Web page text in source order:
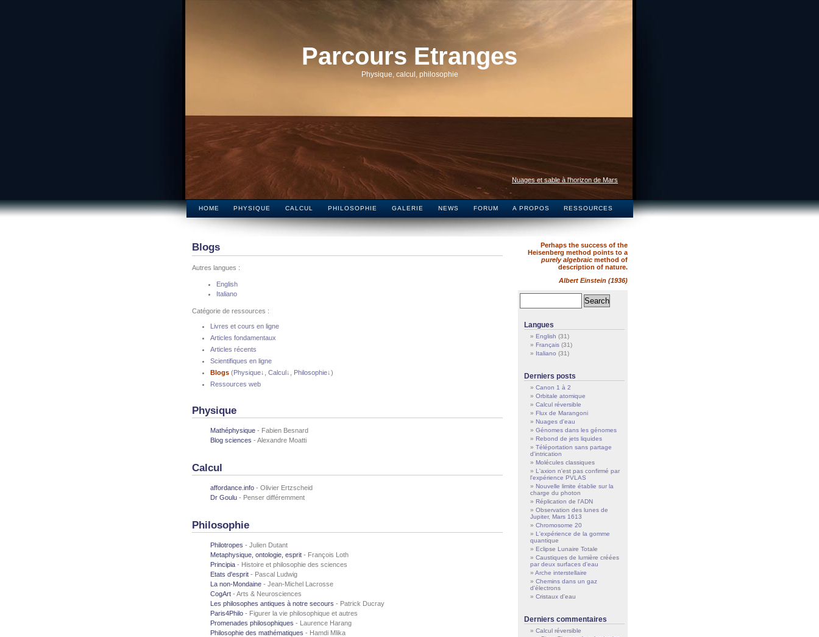
Parcours Etranges
Physique, calcul, philosophie
Nuages et sable à l'horizon de Mars
HOME PHYSIQUE CALCUL PHILOSOPHIE GALERIE NEWS FORUM A PROPOS RESSOURCES
Blogs
Autres langues :
English
Italiano
Catégorie de ressources :
Livres et cours en ligne
Articles fondamentaux
Articles récents
Scientifiques en ligne
Blogs (Physique↓, Calcul↓, Philosophie↓)
Ressources web
Physique
Mathéphysique - Fabien Besnard
Blog sciences - Alexandre Moatti
Calcul
affordance.info - Olivier Ertzscheid
Dr Goulu - Penser différemment
Philosophie
Philotropes - Julien Dutant
Metaphysique, ontologie, esprit - François Loth
Principia - Histoire et philosophie des sciences
Etats d'esprit - Pascal Ludwig
La non-Mondaine - Jean-Michel Lacrosse
CogArt - Arts & Neurosciences
Les philosophes antiques à notre secours - Patrick Ducray
Paris4Philo - Figurer la vie philosophique et autres
Promenades philosophiques - Laurence Harang
Philosophie des mathématiques - Hamdi Mlika
Perhaps the success of the
Heisenberg method points to a
purely algebraic method of
description of nature.
Albert Einstein (1936)
Langues
English (31)
Français (31)
Italiano (31)
Derniers posts
Canon 1 à 2
Orbitale atomique
Calcul réversible
Flux de Marangoni
Nuages d'eau
Génomes dans les génomes
Rebond de jets liquides
Téléportation sans partage
d'intrication
Molécules classiques
L'axion n'est pas confirmé par
l'expérience PVLAS
Nouvelle limite établie sur la
charge du photon
Réplication de l'ADN
Observation des lunes de
Jupiter, Mars 1613
Chromosome 20
L'expérience de la gomme
quantique
Eclipse Lunaire Totale
Caustiques de lumière créées
par deux surfaces d'eau
Arche interstellaire
Chemins dans un gaz
d'électrons
Cristaux d'eau
Derniers commentaires
Calcul réversible